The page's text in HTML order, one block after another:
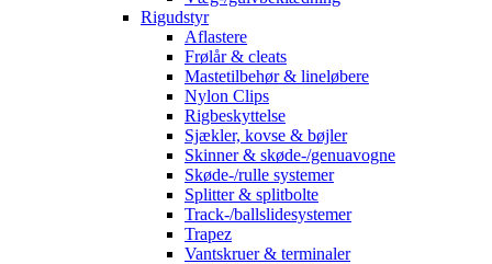
Rigudstyr
Aflastere
Frølår & cleats
Mastetilbehør & lineløbere
Nylon Clips
Rigbeskyttelse
Sjækler, kovse & bøjler
Skinner & skøde-/genuavogne
Skøde-/rulle systemer
Splitter & splitbolte
Track-/ballslidesystemer
Trapez
Vantskruer & terminaler